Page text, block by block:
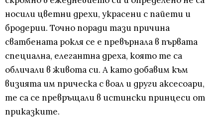
носили цветни дрехи, украсени с пайети и
бродерии. Точно поради тази причина
сватбената рокля се е превърнала в първата
специална, елегантна дреха, която те са
обличали в живота си. А като добавим към
визията им прическа с воал и други аксесоари,
те са се превръщали в истински принцеси от
приказките.